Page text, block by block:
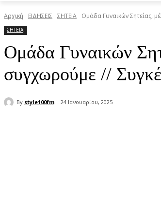
Αρχική ΕΙΔΗΣΕΙΣ ΣΗΤΕΙΑ Ομάδα Γυναικών Σητείας,
ΣΗΤΕΙΑ
Ομάδα Γυναικών
συγχωρούμε //
By style100fm 24 Ιανουαρίου, 2025